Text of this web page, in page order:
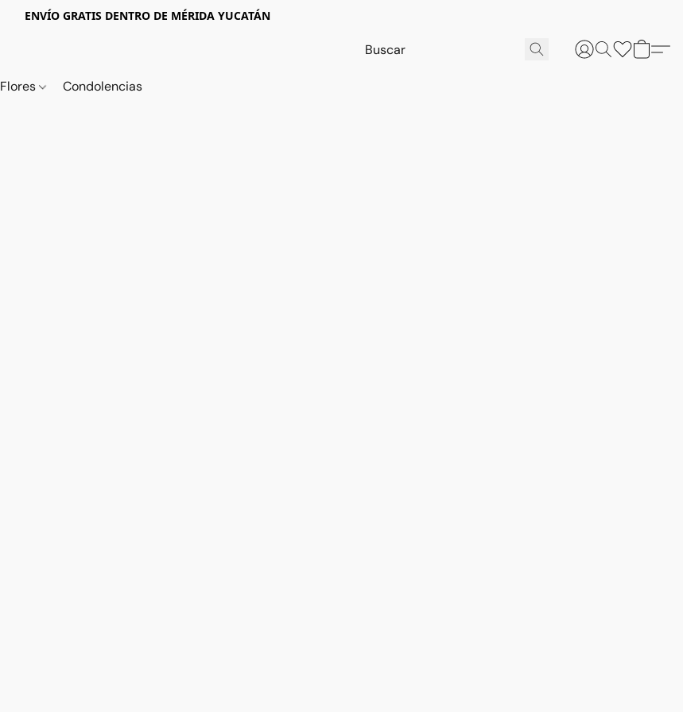
ENVÍO GRATIS DENTRO DE MÉRIDA YUCATÁN
Flores Condolencias